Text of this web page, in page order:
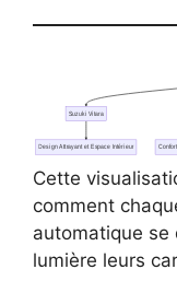
Suzuki Vitara
Design Attrayant et Espace Intérieur
Cette
comment
automatique
lumière leurs